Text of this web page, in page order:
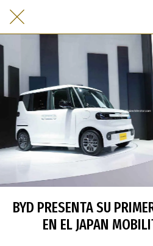
BYD PRESENTA SU
EN EL JAPAN